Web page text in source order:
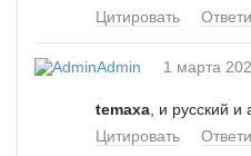
Цитировать
Admin 1 марта
temaxa , и русский и
Цитировать